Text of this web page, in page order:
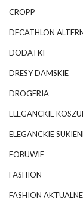
CROPP
DECATHLON
DODATKI
DRESY DAMSKIE
DROGERIA
ELEGANCKIE
ELEGANCKIE
EOBUWIE
FASHION
FASHION